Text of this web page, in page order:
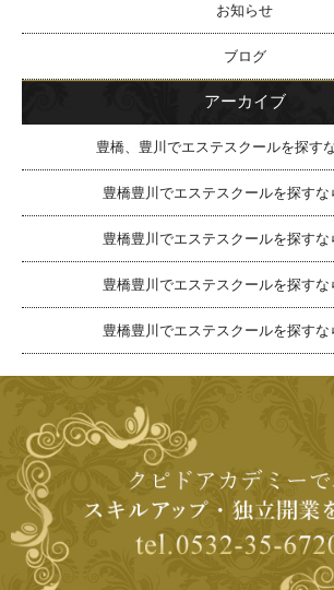
お知らせ
ブログ
アーカイブ
豊橋、豊川でエステスクールを探す
豊橋豊川でエステスクールを探すな
豊橋豊川でエステスクールを探すな
豊橋豊川でエステスクールを探すな
豊橋豊川でエステスクールを探すな